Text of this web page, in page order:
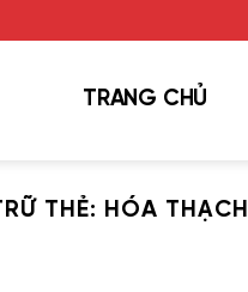
TRANG CHỦ
THẺ: HÓA